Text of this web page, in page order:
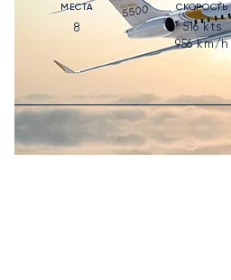
МЕСТА
8
СКОРОСТЬ
516kts
956km/h